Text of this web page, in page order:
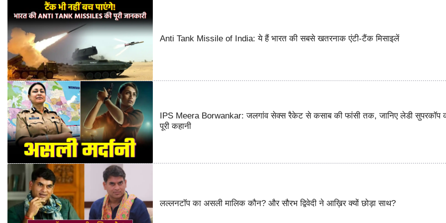
Anti Tank Missile of India: ये हैं भारत की सबसे खतरनाक एंटी-टैंक मिसाइलें
IPS Meera Borwankar: जलगांव सेक्स रैकेट से कसाब की फांसी तक, जानिए लेडी सुपरकॉप
पूरी कहानी
लल्लनटॉप का असली मालिक कौन? और सौरभ द्विवेदी ने आख़िर क्यों छोड़ा साथ?